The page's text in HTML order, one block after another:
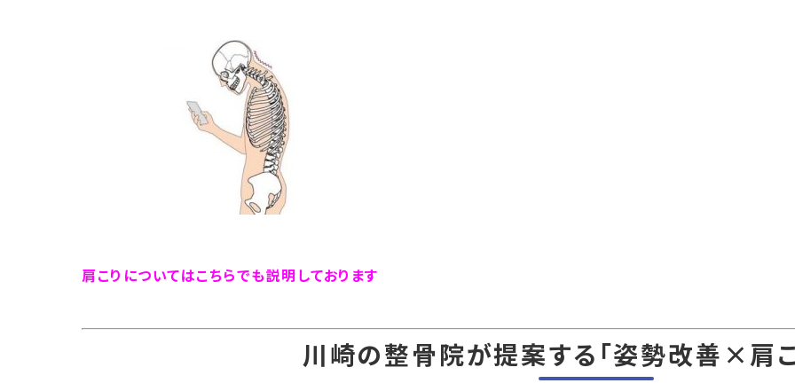
肩こりについてはこちらでも説明しております
川崎の整骨院が提案する「姿勢改善×肩